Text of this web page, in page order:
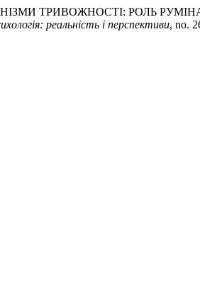
ТРИВОЖНОСТІ: РОЛЬ
реальність і перспективи, no.